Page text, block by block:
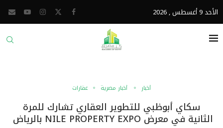
الأحد 9 أغسطس , 2026
أخبار أخبار مصرية عقارات
سكاي أبوظبي للتطوير العقاري تشارك للمرة
الثانية في معرض NILE PROPERTY EXPO بالرياض